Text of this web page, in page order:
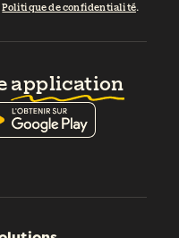
Politique de confidentialité.
application